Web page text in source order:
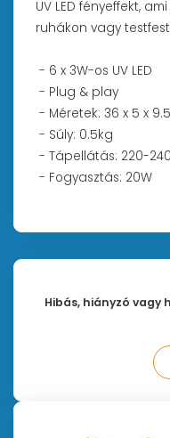
UV LED fényeffekt,
ruhákon vagy
- 6 x 3W-os UV LED
- Plug & play
- Méretek: 36 x 5 x
- Súly: 0.5kg
- Tápellátás: 220-
- Fogyasztás: 20W
Hibás, hiányzó vagy